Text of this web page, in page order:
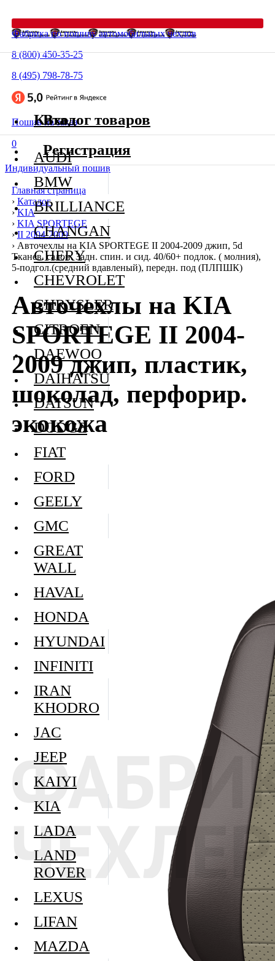
Фабрика по пошиву автомобильных чехлов
8 (800) 450-35-25
8 (495) 798-78-75
Пошив на заказ
0
Индивидуальный пошив
Главная страница
› Каталог
› KIA
› KIA SPORTEGE
› II 2004-2009
› Авточехлы на KIA SPORTEGE II 2004-2009 джип, 5d
Тканев. салон. Задн. спин. и сид. 40/60+ подлок. ( молния),
5-подгол.(средний вдавленый), передн. под (ПЛПШК)
Авточехлы на KIA
SPORTEGE II 2004-
2009 джип, пластик,
шоколад, перфорир.
экокожа
Каталог товаров
AUDI
BMW
BRILLIANCE
CHANGAN
CHERY
CHEVROLET
CHRYSLER
CITROEN
DAEWOO
DAIHATSU
DATSUN
DODGE
FIAT
FORD
GEELY
GMC
GREAT
WALL
HAVAL
HONDA
HYUNDAI
INFINITI
IRAN
KHODRO
JAC
JEEP
KAIYI
KIA
LADA
LAND
ROVER
LEXUS
LIFAN
MAZDA
Вход
Регистрация